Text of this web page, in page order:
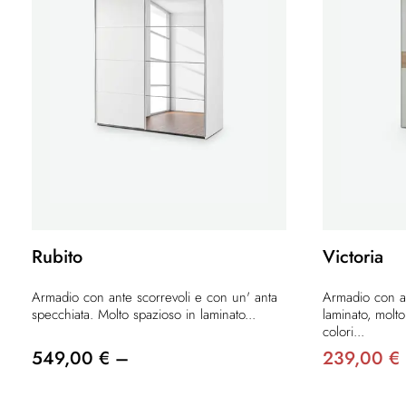
Rubito
Armadio con ante scorrevoli e con un' anta
specchiata. Molto spazioso in laminato...
549,00 € –
Victoria
Armadio con
laminato,
colori...
239,00